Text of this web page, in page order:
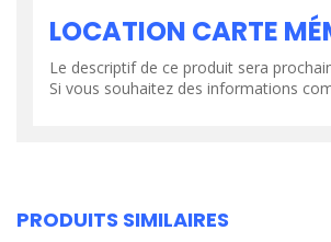
LOCATION CARTE
Le descriptif de ce produit sera
Si vous souhaitez des informations
PRODUITS SIMILAIRES